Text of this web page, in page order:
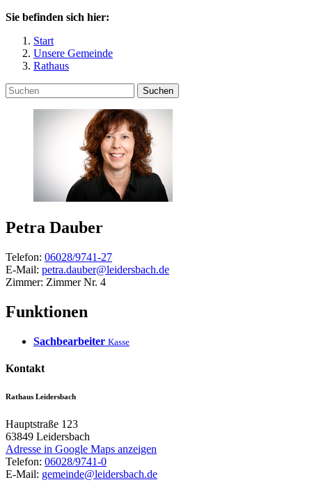
Sie befinden sich hier:
Start
Unsere Gemeinde
Rathaus
Suchen
Petra Dauber
Telefon: 06028/9741-27
E-Mail: petra.dauber@leidersbach.de
Zimmer: Zimmer Nr. 4
Funktionen
Sachbearbeiter Kasse
Kontakt
Rathaus Leidersbach
Hauptstraße 123
63849 Leidersbach
Adresse in Google Maps anzeigen
Telefon: 06028/9741-0
E-Mail: gemeinde@leidersbach.de